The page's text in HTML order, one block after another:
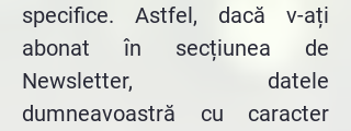
specifice. Astfel, dacă v-ați
abonat în secțiunea de
Newsletter, datele
dumneavoastră cu caracter